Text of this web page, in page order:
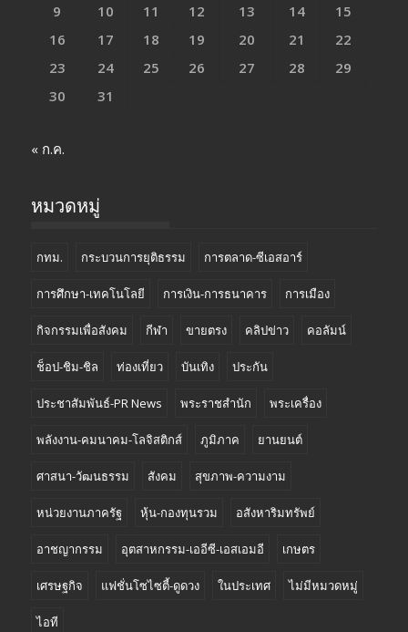
9
10 11 12 13 14
15
16
17 18 19 20 21
22
23
24 25 26 27 28
29
30
31
« ก.ค.
หมวดหมู่
กทม. กระบวนการยุติธรรม การตลาด-ซีเอสอาร์
การศึกษา-เทคโนโลยี การเงิน-การธนาคาร การเมือง
กิจกรรมเพื่อสังคม กีฬา ขายตรง คลิปข่าว คอลัมน์
ช็อป-ชิม-ชิล ท่องเที่ยว บันเทิง ประกัน
ประชาสัมพันธ์-PR News พระราชสำนัก พระเครื่อง
พลังงาน-คมนาคม-โลจิสติกส์ ภูมิภาค ยานยนต์
ศาสนา-วัฒนธรรม สังคม สุขภาพ-ความงาม
หน่วยงานภาครัฐ หุ้น-กองทุนรวม อสังหาริมทรัพย์
อาชญากรรม อุตสาหกรรม-เออีซี-เอสเอมอี เกษตร
เศรษฐกิจ แฟชั่นโซไซตี้-ดูดวง ในประเทศ ไม่มีหมวดหมู่
ไอที